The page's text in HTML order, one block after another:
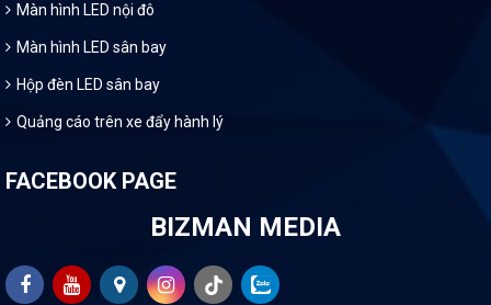
Màn hình LED nội đô
Màn hình LED sân bay
Hộp đèn LED sân bay
Quảng cáo trên xe đẩy hành lý
FACEBOOK PAGE
BIZMAN MEDIA